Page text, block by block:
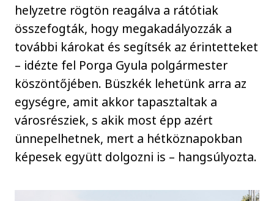
helyzetre rögtön reagálva a rátótiak
összefogták, hogy megakadályozzák a
további károkat és segítsék az érintetteket
– idézte fel Porga Gyula polgármester
köszöntőjében. Büszkék lehetünk arra az
egységre, amit akkor tapasztaltak a
városrésziek, s akik most épp azért
ünnepelhetnek, mert a hétköznapokban
képesek együtt dolgozni is – hangsúlyozta.